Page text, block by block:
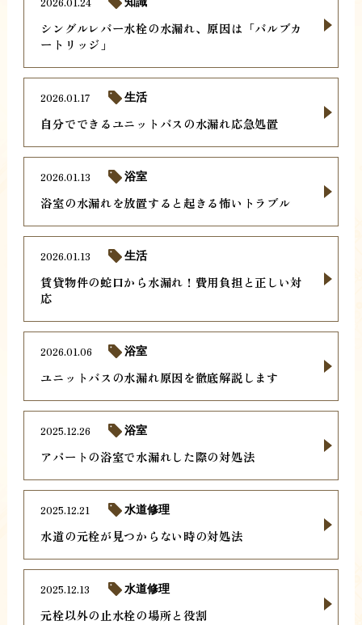
シングルレバー水栓の水漏れ、原因は「バルブカ
ートリッジ」
自分でできるユニットバスの水漏れ応急処置
2026.01.17 生活
浴室の水漏れを放置すると起きる怖いトラブル
2026.01.13 浴室
賃貸物件の蛇口から水漏れ！費用負担と正しい対
応
2026.01.13 生活
ユニットバスの水漏れ原因を徹底解説します
2026.01.06 浴室
アパートの浴室で水漏れした際の対処法
2025.12.26 浴室
水道の元栓が見つからない時の対処法
2025.12.21 水道修理
元栓以外の止水栓の場所と役割
2025.12.13 水道修理